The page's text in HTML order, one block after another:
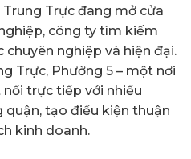
Trực đang mở cửa
công ty tìm kiếm
nghiệp và hiện đại.
Trực, Phường 5 – một nơi
trực tiếp với nhiều
tạo điều kiện thuận
kinh doanh.